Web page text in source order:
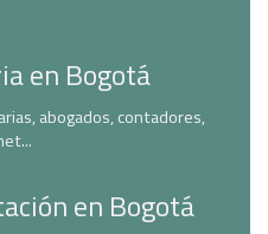
en Bogotá
abogados, contadores,
en Bogotá